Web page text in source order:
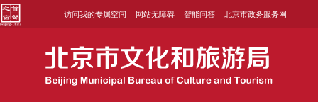
访问我的专属空间 网站无障碍 智能问答 北京市政务服务网